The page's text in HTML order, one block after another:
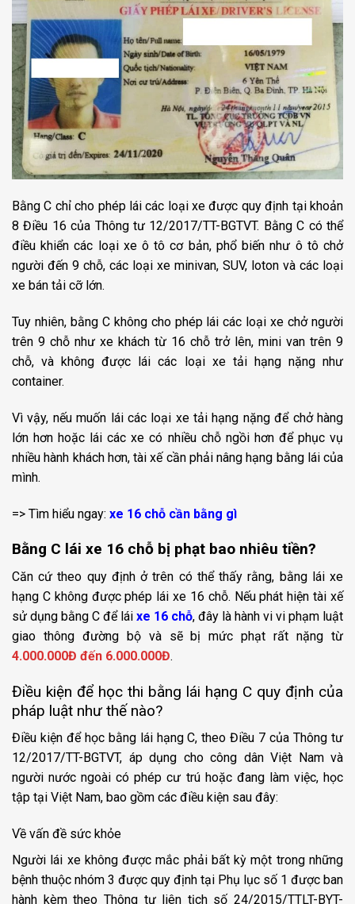
Bằng C chỉ cho phép lái các loại xe được quy định tại khoản
8 Điều 16 của Thông tư 12/2017/TT-BGTVT. Bằng C có thể
điều khiển các loại xe ô tô cơ bản, phổ biến như ô tô chở
người đến 9 chỗ, các loại xe minivan, SUV, loton và các loại
xe bán tải cỡ lớn.
Tuy nhiên, bằng C không cho phép lái các loại xe chở người
trên 9 chỗ như xe khách từ 16 chỗ trở lên, mini van trên 9
chỗ, và không được lái các loại xe tải hạng nặng như
container.
Vì vậy, nếu muốn lái các loại xe tải hạng nặng để chở hàng
lớn hơn hoặc lái các xe có nhiều chỗ ngồi hơn để phục vụ
nhiều hành khách hơn, tài xế cần phải nâng hạng bằng lái của
mình.
=> Tìm hiểu ngay: xe 16 chỗ cần bằng gì
Bằng C lái xe 16 chỗ bị phạt bao nhiêu tiền?
Căn cứ theo quy định ở trên có thể thấy rằng, bằng lái xe
hạng C không được phép lái xe 16 chỗ. Nếu phát hiện tài xế
sử dụng bằng C để lái xe 16 chỗ, đây là hành vi vi phạm luật
giao thông đường bộ và sẽ bị mức phạt rất nặng từ
4.000.000Đ đến 6.000.000Đ.
Điều kiện để học thi bằng lái hạng C quy định của
pháp luật như thế nào?
Điều kiện để học bằng lái hạng C, theo Điều 7 của Thông tư
12/2017/TT-BGTVT, áp dụng cho công dân Việt Nam và
người nước ngoài có phép cư trú hoặc đang làm việc, học
tập tại Việt Nam, bao gồm các điều kiện sau đây:
Về vấn đề sức khỏe
Người lái xe không được mắc phải bất kỳ một trong những
bệnh thuộc nhóm 3 được quy định tại Phụ lục số 1 được ban
hành kèm theo Thông tư liên tịch số 24/2015/TTLT-BYT-